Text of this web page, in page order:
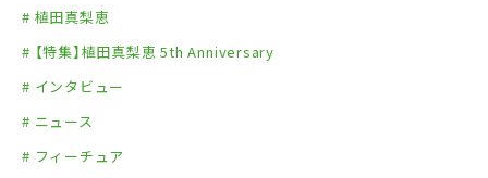
# 植田真梨恵
# 【特集】植田真梨恵 5th Anniversary
# インタビュー
# ニュース
# フィーチュア